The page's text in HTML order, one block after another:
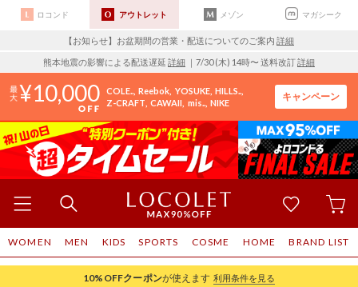
ロコンド アウトレット メゾン マガシーク
【お知らせ】お盆期間の営業・配送についてのご案内 詳細
熊本地震の影響による配送遅延 詳細 ｜7/30 (木) 14時〜 送料改訂詳細
10,000 COLE.. Reebok YOSUKE HILLS..
Z-CRAFT CAWAII mis.. NIKE
キャンペーン
WOMEN MEN KIDS SPORTS COSME HOME BRAND LIST
10%OFFクーポンが使えます 利用条件を見る